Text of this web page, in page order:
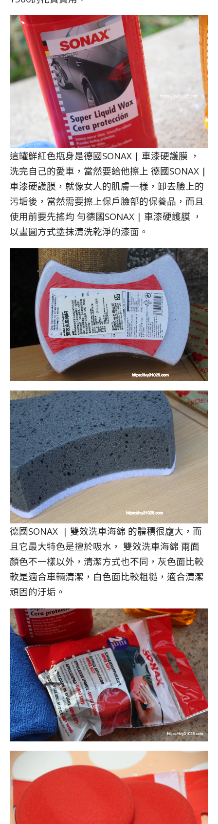
這罐鮮紅色瓶身是德國SONAX | 車漆硬護膜 ，
洗完自己的愛車，當然要給他擦上 德國SONAX |
車漆硬護膜，就像女人的肌膚一樣，卸去臉上的
污垢後，當然需要擦上保戶臉部的保養品，而且
使用前要先搖均 勻德國SONAX | 車漆硬護膜 ，
以畫圓方式塗抹清洗乾淨的漆面。
德國SONAX | 雙效洗車海綿 的體積很龐大，而
且它最大特色是擅於吸水， 雙效洗車海綿 兩面
顏色不一樣以外，清潔方式也不同，灰色面比較
軟是適合車輛清潔，白色面比較粗糙，適合清潔
頑固的汙垢。